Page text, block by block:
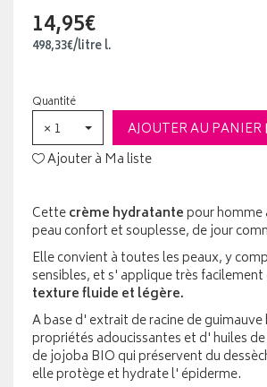
14,95€
498,33€/litrel.
Quantité
× 1
AJOUTER AU PANIER
Ajouter à Ma liste
Cettecrème hydratantepour homme
peau confort et souplesse, de jour
Elle convient à toutes les peaux, y
sensibles, et s' applique très facilement
texture fluide et légère.
A base d' extrait de racine de guimauve
propriétés adoucissantes et d' huiles
de jojoba BIO qui préservent du
elle protège et hydrate l' épiderme.